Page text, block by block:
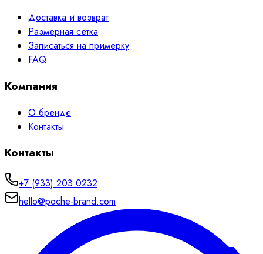
Доставка и возврат
Размерная сетка
Записаться на примерку
FAQ
Компания
О бренде
Контакты
Контакты
+7 (933) 203 0232
hello@poche-brand.com